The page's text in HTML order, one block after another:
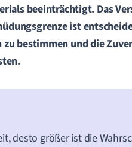
beeinträchtigt. Das
ist
zu bestimmen und die
desto größer ist die